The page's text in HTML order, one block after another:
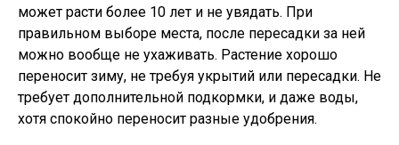
может расти более 10 лет и не увядать. При
правильном выборе места, после пересадки за ней
можно вообще не ухаживать. Растение хорошо
переносит зиму, не требуя укрытий или пересадки. Не
требует дополнительной подкормки, и даже воды,
хотя спокойно переносит разные удобрения.